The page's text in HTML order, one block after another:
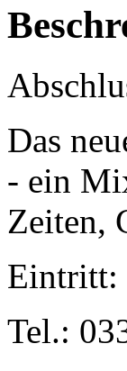
Das
- ein
Zeiten,
Eintritt:
Tel.: